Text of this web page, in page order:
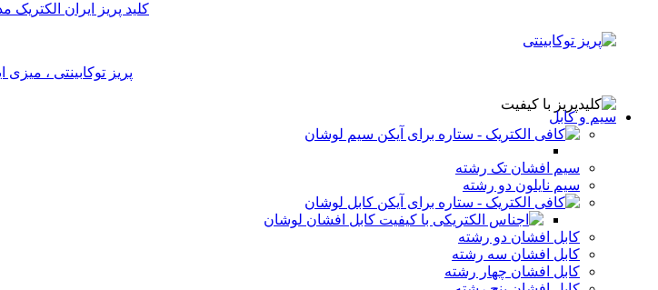
کلید پریز ایران الکتریک مدل 2008 و
پریز توکابینتی ، میزی
سیم و کابل
سیم لوشان
سیم افشان تک رشته
سیم نایلون دو رشته
کابل لوشان
کابل افشان لوشان
کابل افشان دو رشته
کابل افشان سه رشته
کابل افشان چهار رشته